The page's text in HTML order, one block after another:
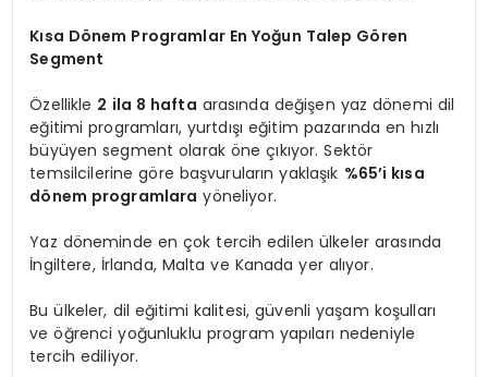
Kısa Dönem Programlar En Yoğun Talep Gören
Segment
Özellikle 2 ila 8 hafta arasında değişen yaz dönemi dil
eğitimi programları, yurtdışı eğitim pazarında en hızlı
büyüyen segment olarak öne çıkıyor. Sektör
temsilcilerine göre başvuruların yaklaşık %65’i kısa
dönem programlara yöneliyor.
Yaz döneminde en çok tercih edilen ülkeler arasında
İngiltere, İrlanda, Malta ve Kanada yer alıyor.
Bu ülkeler, dil eğitimi kalitesi, güvenli yaşam koşulları
ve öğrenci yoğunluklu program yapıları nedeniyle
tercih ediliyor.